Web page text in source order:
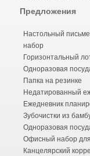
Предложения
Настольный
набор
Горизонтальный
Одноразовая
Папка на резинке
Недатированный
Ежедневник
Зубочистки из
Одноразовая
Офисный набор
Канцелярский